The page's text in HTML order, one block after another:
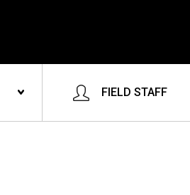
FIELD STAFF